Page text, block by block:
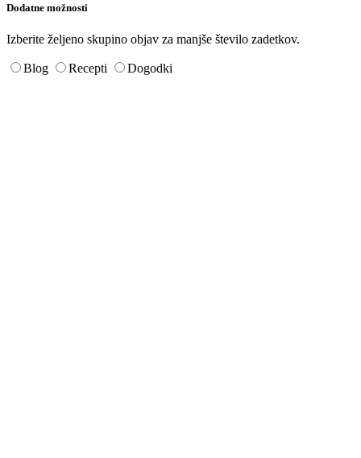
Dodatne možnosti
Izberite željeno skupino objav za manjše število zadetkov.
Blog Recepti Dogodki